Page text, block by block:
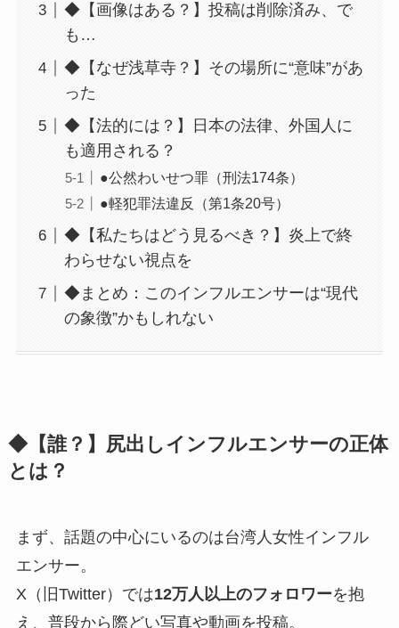
◆【画像はある？】投稿は削除済み、で
も…
◆【なぜ浅草寺？】その場所に“意味”があ
った
◆【法的には？】日本の法律、外国人に
も適用される？
●公然わいせつ罪（刑法174条）
●軽犯罪法違反（第1条20号）
◆【私たちはどう見るべき？】炎上で終
わらせない視点を
◆まとめ：このインフルエンサーは“現代
の象徴”かもしれない
◆【誰？】尻出しインフルエンサーの正体
とは？
まず、話題の中心にいるのは台湾人女性インフル
エンサー。
X（旧Twitter）では12万人以上のフォロワーを抱
え、普段から際どい写真や動画を投稿。